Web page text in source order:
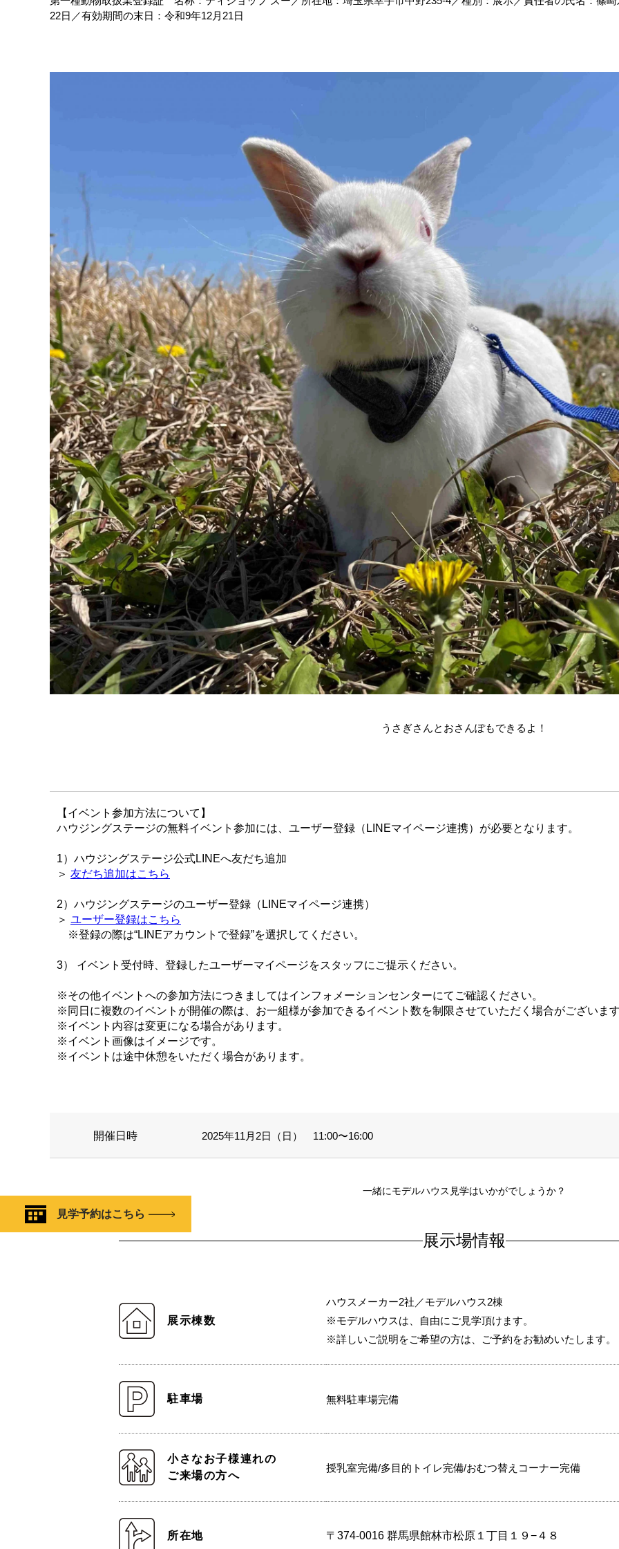
22日／有効期間の末日：令和9年12月21日
うさぎさんとおさんぽもできるよ！
【イベント参加方法について】
ハウジングステージの無料イベント参加には、ユーザー登録（LINEマイページ連携）が必要となります。
1）ハウジングステージ公式LINEへ友だち追加
＞ 友だち追加はこちら
2）ハウジングステージのユーザー登録（LINEマイページ連携）
＞ ユーザー登録はこちら
※登録の際は“LINEアカウントで登録”を選択してください。
3） イベント受付時、登録したユーザーマイページをスタッフにご提示ください。
※その他イベントへの参加方法につきましてはインフォメーションセンターにてご確認ください。
※同日に複数のイベントが開催の際は、お一組様が参加できるイベント数を制限させていただく場合がございま
※イベント内容は変更になる場合があります。
※イベント画像はイメージです。
※イベントは途中休憩をいただく場合があります。
開催日時 2025年11月2日（日） 11:00〜16:00
一緒にモデルハウス見学はいかがでしょうか？
見学予約はこちら
展示場情報
展示棟数
ハウスメーカー2社／モデルハウス2棟
※モデルハウスは、自由にご見学頂けます。
※詳しいご説明をご希望の方は、ご予約をお勧めいたします。
駐車場 無料駐車場完備
小さなお子様連れの
ご来場の方へ
授乳室完備/多目的トイレ完備/おむつ替えコーナー完備
所在地 〒374-0016 群馬県館林市松原１丁目１９−４８